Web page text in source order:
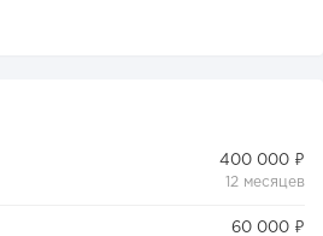
400 000 ₽
12 месяцев
60 000 ₽